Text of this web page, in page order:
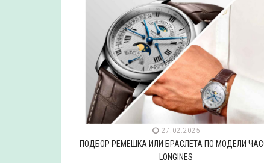
27.02.2025
ПОДБОР РЕМЕШКА ИЛИ БРАСЛЕТА ПО МОДЕЛИ
LONGINES